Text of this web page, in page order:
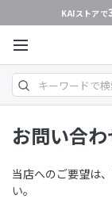
KAIストアで
お問い合
当店へのご要望は
い。